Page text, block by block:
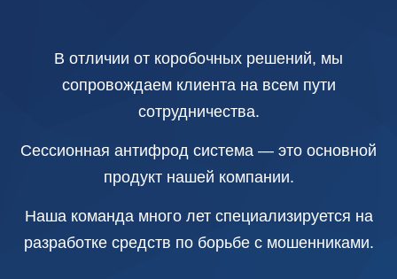
В отличии от коробочных решений, мы
сопровождаем клиента на всем пути
сотрудничества.
Сессионная антифрод система — это основной
продукт нашей компании.
Наша команда много лет специализируется на
разработке средств по борьбе с мошенниками.